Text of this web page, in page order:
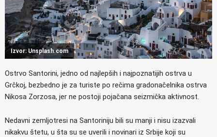
Izvor: Unsplash.com
Ostrvo Santorini, jedno od najlepših i najpoznatijih ostrva u
Grčkoj, bezbedno je za turiste po rečima gradonačelnika ostrva
Nikosa Zorzosa, jer ne postoji pojačana seizmička aktivnost.
Nedavni zemljotresi na Santoriniju bili su manji i nisu izazvali
nikakvu štetu, u šta su se uverili i novinari iz Srbije koji su